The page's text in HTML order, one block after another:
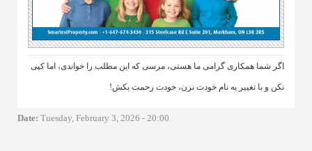
اگر شما همکاری گرامی ما هستی، مرسی که این مطلب را خواندی، اما کپی
نکن و با تغییر به نام خودت نزن، خودت زحمت بکش!
Date: Tuesday, February 3, 2026 - 20:00